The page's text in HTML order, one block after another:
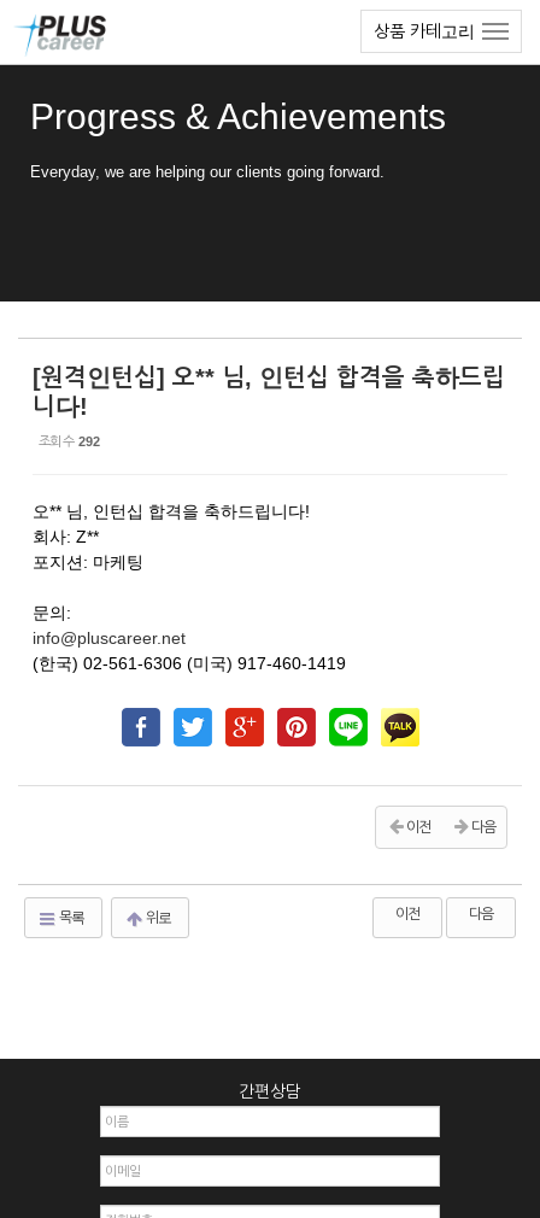
상품 카테고리
Progress & Achievements
Everyday, we are helping our clients going forward.
[원격인턴십] 오** 님, 인턴십 합격을 축하드립
니다!
조회 수 292
오** 님, 인턴십 합격을 축하드립니다!
회사: Z**
포지션: 마케팅
문의:
info@pluscareer.net
(한국) 02-561-6306 (미국) 917-460-1419
이전 다음
목록 위로 이전 다음
간편상담